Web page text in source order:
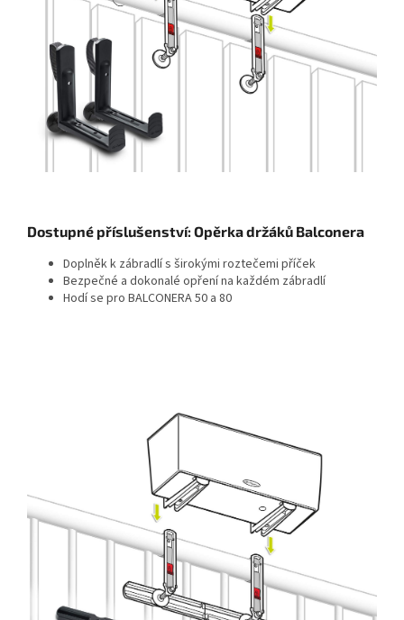
Dostupné příslušenství: Opěrka držáků Balconera
Doplněk k zábradlí s širokými roztečemi příček
Bezpečné a dokonalé opření na každém zábradlí
Hodí se pro BALCONERA 50 a 80